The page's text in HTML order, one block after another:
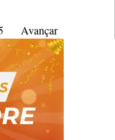
Avançar